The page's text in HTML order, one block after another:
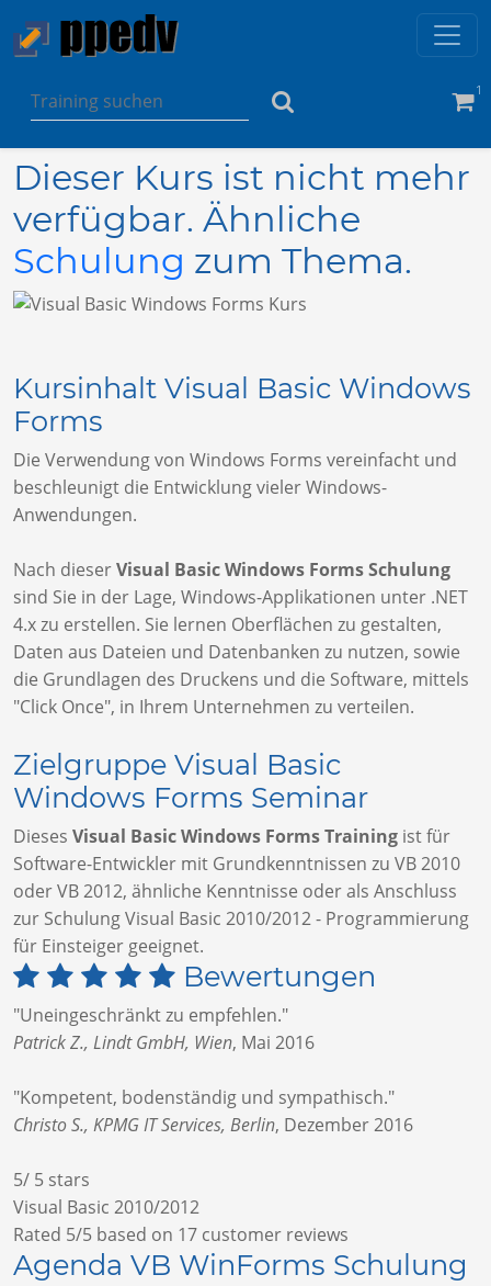
1
Dieser Kurs ist nicht mehr
verfügbar. Ähnliche
Schulung zum Thema.
Kursinhalt Visual Basic Windows
Forms
Die Verwendung von Windows Forms vereinfacht und
beschleunigt die Entwicklung vieler Windows-
Anwendungen.
Nach dieserVisual Basic Windows Forms Schulung
sind Sie in der Lage, Windows-Applikationen unter .NET
4.x zu erstellen. Sie lernen Oberflächen zu gestalten,
Daten aus Dateien und Datenbanken zu nutzen, sowie
die Grundlagen des Druckens und die Software, mittels
"Click Once", in Ihrem Unternehmen zu verteilen.
Zielgruppe Visual Basic
Windows Forms Seminar
Dieses Visual Basic Windows Forms Training ist für
Software-Entwickler mit Grundkenntnissen zu VB 2010
oder VB 2012, ähnliche Kenntnisse oder als Anschluss
zur Schulung Visual Basic 2010/2012 - Programmierung
für Einsteiger geeignet.
Bewertungen
"Uneingeschränkt zu empfehlen."
Patrick Z., Lindt GmbH, Wien, Mai 2016
"Kompetent, bodenständig und sympathisch."
Christo S., KPMG IT Services, Berlin, Dezember 2016
5/ 5 stars
Visual Basic 2010/2012
Rated 5/5 based on 17 customer reviews
Agenda VB WinForms Schulung